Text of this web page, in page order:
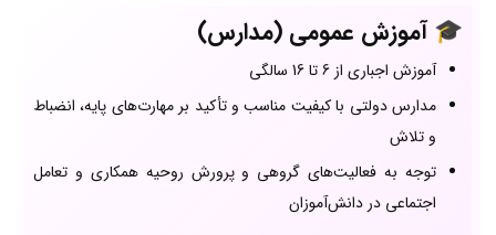
🎓آموزش عمومی (مدارس)
آموزش اجباری از 6 تا 16 سالگی
مدارس دولتی با کیفیت مناسب و تأکید بر مهارت‌های پایه، انضباط
و تلاش
توجه به فعالیت‌های گروهی و پرورش روحیه همکاری و تعامل
اجتماعی در دانش‌آموزان